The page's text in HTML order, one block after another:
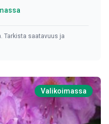
Tarkista saatavuus ja
Valikoimassa